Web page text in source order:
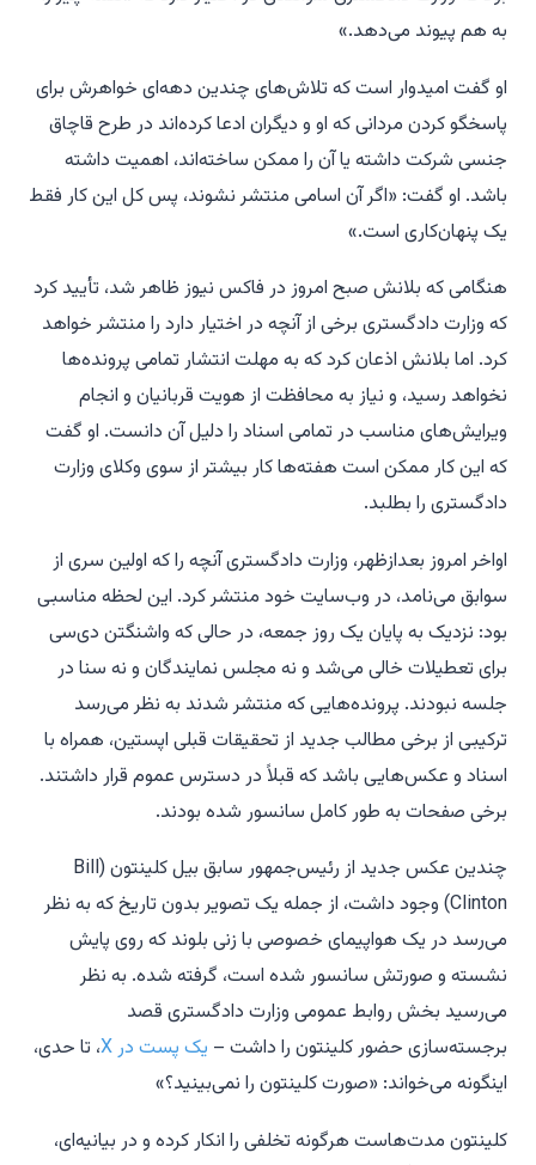
به هم پیوند می‌دهد.»
او گفت امیدوار است که تلاش‌های چندین دهه‌ای خواهرش برای
پاسخگو کردن مردانی که او و دیگران ادعا کرده‌اند در طرح قاچاق
جنسی شرکت داشته یا آن را ممکن ساخته‌اند، اهمیت داشته
باشد. او گفت: «اگر آن اسامی منتشر نشوند، پس کل این کار فقط
یک پنهان‌کاری است.»
هنگامی که بلانش صبح امروز در فاکس نیوز ظاهر شد، تأیید کرد
که وزارت دادگستری برخی از آنچه در اختیار دارد را منتشر خواهد
کرد. اما بلانش اذعان کرد که به مهلت انتشار تمامی پرونده‌ها
نخواهد رسید، و نیاز به محافظت از هویت قربانیان و انجام
ویرایش‌های مناسب در تمامی اسناد را دلیل آن دانست. او گفت
که این کار ممکن است هفته‌ها کار بیشتر از سوی وکلای وزارت
دادگستری را بطلبد.
اواخر امروز بعدازظهر، وزارت دادگستری آنچه را که اولین سری از
سوابق می‌نامد، در وب‌سایت خود منتشر کرد. این لحظه مناسبی
بود: نزدیک به پایان یک روز جمعه، در حالی که واشنگتن دی‌سی
برای تعطیلات خالی می‌شد و نه مجلس نمایندگان و نه سنا در
جلسه نبودند. پرونده‌هایی که منتشر شدند به نظر می‌رسد
ترکیبی از برخی مطالب جدید از تحقیقات قبلی اپستین، همراه با
اسناد و عکس‌هایی باشد که قبلاً در دسترس عموم قرار داشتند.
برخی صفحات به طور کامل سانسور شده بودند.
چندین عکس جدید از رئیس‌جمهور سابق بیل کلینتون (Bill
Clinton) وجود داشت، از جمله یک تصویر بدون تاریخ که به نظر
می‌رسد در یک هواپیمای خصوصی با زنی بلوند که روی پایش
نشسته و صورتش سانسور شده است، گرفته شده. به نظر
می‌رسید بخش روابط عمومی وزارت دادگستری قصد
برجسته‌سازی حضور کلینتون را داشت – یک پست در X ، تا حدی،
اینگونه می‌خواند: «صورت کلینتون را نمی‌بینید؟»
کلینتون مدت‌هاست هرگونه تخلفی را انکار کرده و در بیانیه‌ای،